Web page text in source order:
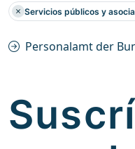
Servicios públicos y
Personalamt der